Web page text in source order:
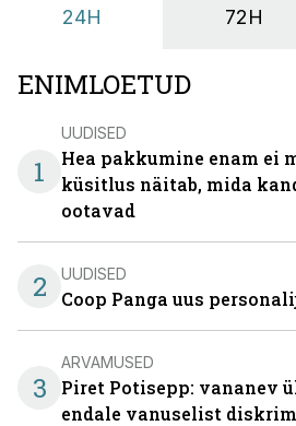
24H 72H
ENIMLOETUD
1
UUDISED
Hea pakkumine enam ei
küsitlus näitab, mida
ootavad
2 UUDISED
Coop Panga uus
3
ARVAMUSED
Piret Potisepp: vananev
endale vanuselist